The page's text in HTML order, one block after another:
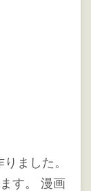
ました。
す。 漫画